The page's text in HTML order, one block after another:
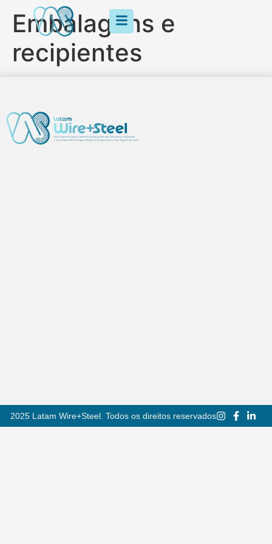
Embalagens e
recipientes
2025 Latam Wire+Steel. Todos os direitos reservados